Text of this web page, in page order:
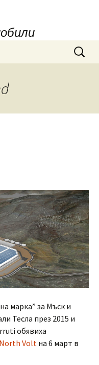
Search
for:
марка” за Мъск и
Тесла през 2015 и
обявиха
North Volt на 6 март в